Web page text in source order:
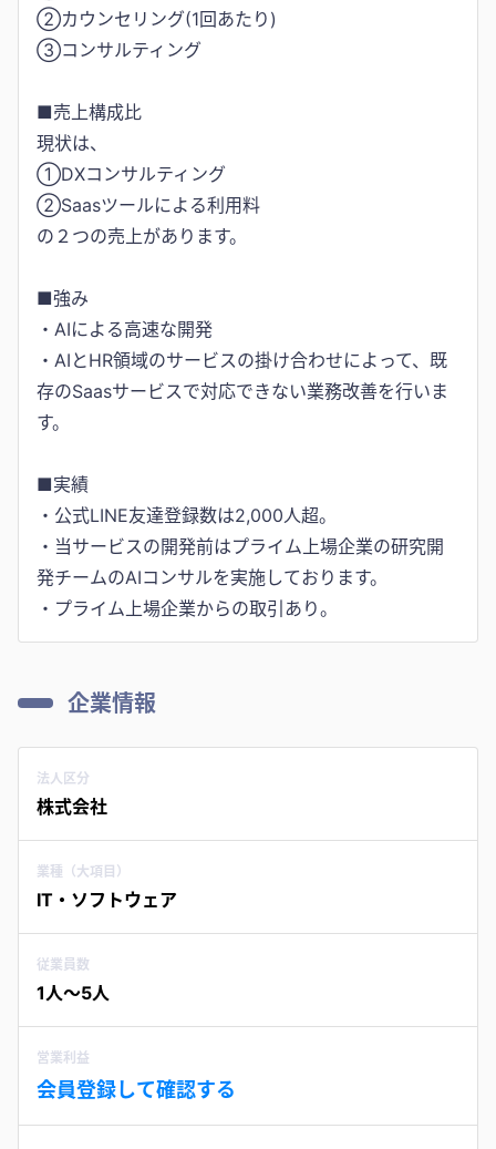
②カウンセリング(1回あたり)
③コンサルティング
■売上構成比
現状は、
①DXコンサルティング
②Saasツールによる利用料
の２つの売上があります。
■強み
・AIによる高速な開発
・AIとHR領域のサービスの掛け合わせによって、既
存のSaasサービスで対応できない業務改善を行いま
す。
■実績
・公式LINE友達登録数は2,000人超。
・当サービスの開発前はプライム上場企業の研究開
発チームのAIコンサルを実施しております。
・プライム上場企業からの取引あり。
企業情報
法人区分
株式会社
業種（大項目）
IT・ソフトウェア
従業員数
1人〜5人
営業利益
会員登録して確認する